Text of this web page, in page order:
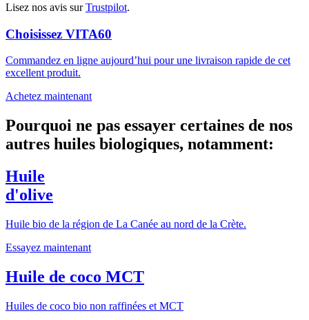
Lisez nos avis surTrustpilot.
Choisissez VITA60
Commandez en ligne aujourd’hui pour une livraison rapide de cet
excellent produit.
Achetez maintenant
Pourquoi ne pas essayer certaines de nos
autres huiles biologiques, notamment:
Huile
d'olive
Huile bio de la région de La Canée au nord de la Crète.
Essayez maintenant
Huile de coco MCT
Huiles de coco bio non raffinées et MCT